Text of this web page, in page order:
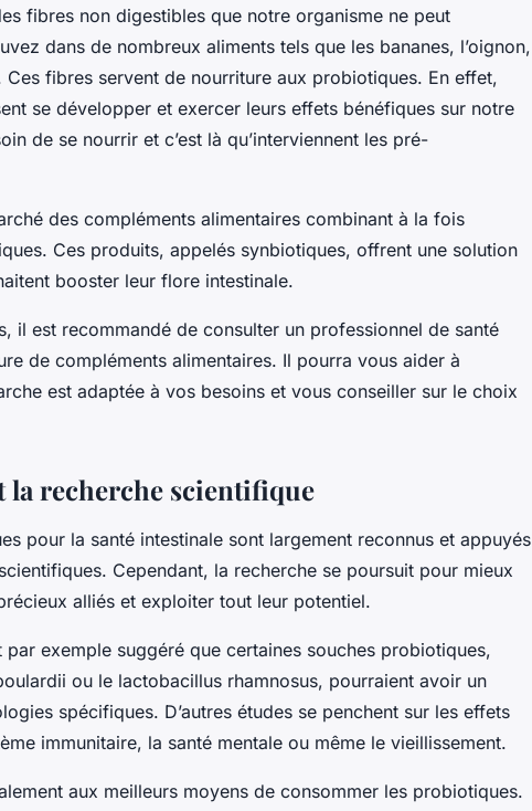
fibres non digestibles que notre organisme ne peut
dans de nombreux aliments tels que les bananes, l’oignon,
Ces fibres servent de nourriture aux probiotiques. En effet,
se développer et exercer leurs effets bénéfiques sur notre
de se nourrir et c’est là qu’interviennent les pré-
des compléments alimentaires combinant à la fois
Ces produits, appelés synbiotiques, offrent une solution
booster leur flore intestinale.
il est recommandé de consulter un professionnel de santé
de compléments alimentaires. Il pourra vous aider à
est adaptée à vos besoins et vous conseiller sur le choix
la recherche scientifique
pour la santé intestinale sont largement reconnus et appuyés
Cependant, la recherche se poursuit pour mieux
alliés et exploiter tout leur potentiel.
par exemple suggéré que certaines souches probiotiques,
ou le lactobacillus rhamnosus, pourraient avoir un
spécifiques. D’autres études se penchent sur les effets
immunitaire, la santé mentale ou même le vieillissement.
aux meilleurs moyens de consommer les probiotiques.